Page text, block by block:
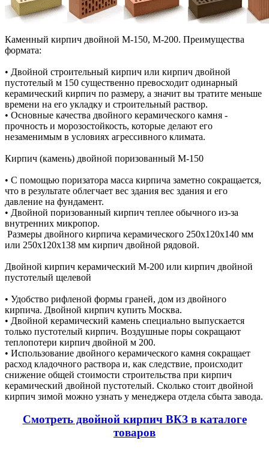
Каменный кирпич двойной М-150, М-200. Преимущества
формата:
• Двойной строительный кирпич или кирпич двойной
пустотелый м 150 существенно превосходит одинарный
керамический кирпич по размеру, а значит вы тратите меньше
времени на его укладку и строительный раствор.
• Основные качества двойного керамического камня -
прочность и морозостойкость, которые делают его
незаменимым в условиях агрессивного климата.
Кирпич (камень) двойной поризованный М-150
• С помощью поризатора масса кирпича заметно сокращается,
что в результате облегчает вес здания вес здания и его
давление на фундамент.
• Двойной поризованный кирпич теплее обычного из-за
внутренних микропор.
Размеры двойного кирпича керамического 250х120х140 мм
или 250х120х138 мм кирпич двойной рядовой.
Двойной кирпич керамический М-200 или кирпич двойной
пустотелый щелевой
• Удобство рифленой формы граней, дом из двойного
кирпича. Двойной кирпич купить Москва.
• Двойной керамический камень специально выпускается
только пустотелый кирпич. Воздушные поры сокращают
теплопотери кирпич двойной м 200.
• Использование двойного керамического камня сокращает
расход кладочного раствора и, как следствие, происходит
снижение общей стоимости строительства при кирпич
керамический двойной пустотелый. Сколько стоит двойной
кирпич зимой можно узнать у менеджера отдела сбыта завода.
Смотреть двойной кирпич ВКЗ в каталоге
товаров